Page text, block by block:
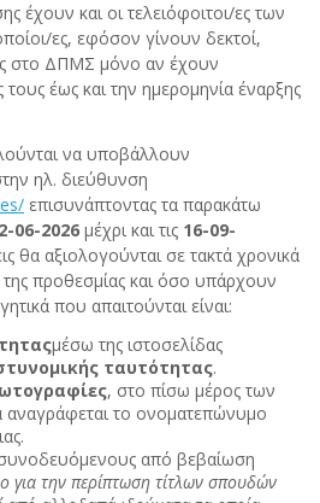
έχουν και οι τελειόφοιτοι/ες των
ες, εφόσον γίνουν δεκτοί,
στο ΔΠΜΣ μόνο αν έχουν
έως και την ημερομηνία έναρξης
να υποβάλλουν
ηλ. διεύθυνση
/ επισυνάπτοντας τα παρακάτω
06-2026 μέχρι και τις 16-09-
θα αξιολογούνται σε τακτά χρονικά
της προθεσμίας και όσο υπάρχουν
που απαιτούνται είναι:
μέσω της ιστοσελίδας
ταυτότητας.
, στο πίσω μέρος των
αναγράφεται το ονοματεπώνυμο
από βεβαίωση
για την περίπτωση τίτλων σπουδών